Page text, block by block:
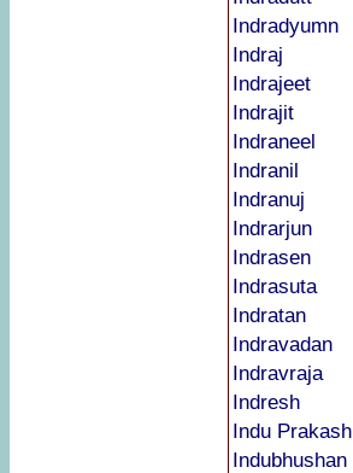
Indradyumn
Indraj
Indrajeet
Indrajit
Indraneel
Indranil
Indranuj
Indrarjun
Indrasen
Indrasuta
Indratan
Indravadan
Indravraja
Indresh
Indu Prakash
Indubhushan